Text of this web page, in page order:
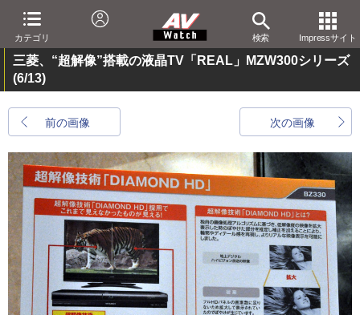
カテゴリ 検索 Impressサイト
三菱、“超解像”搭載の液晶TV「REAL」MZW300シリーズ
(6/13)
前の画像 次の画像